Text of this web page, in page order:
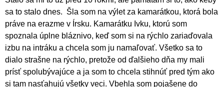
sa to stalo dnes. Šla som na výlet za kamarátkou, ktorá bola
práve na erazme v Írsku. Kamarátku Ivku, ktorú som
spoznala úplne bláznivo, keď som si na rýchlo zariaďovala
izbu na intráku a chcela som ju namaľovať. Všetko sa to
dialo strašne na rýchlo, pretože od ďalšieho dňa my mali
prísť spolubývajúce a ja som to chcela stihnúť pred tým ako
si tam nasťahujú všetky veci. Vbehla som pojašene do